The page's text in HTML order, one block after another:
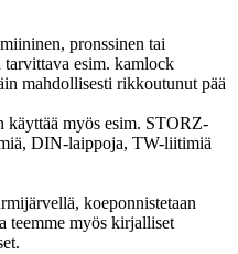
pronssinen tai
esim. kamlock
mahdollisesti rikkoutunut pää
käyttää myös esim. STORZ-
DIN-laippoja, TW-liitimiä
koeponnistetaan
teemme myös kirjalliset